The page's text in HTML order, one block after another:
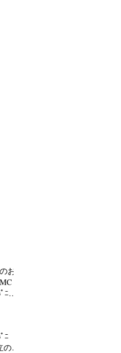
お
ﾆ
ﾆ
お